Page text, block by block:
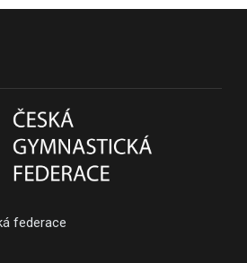
federace